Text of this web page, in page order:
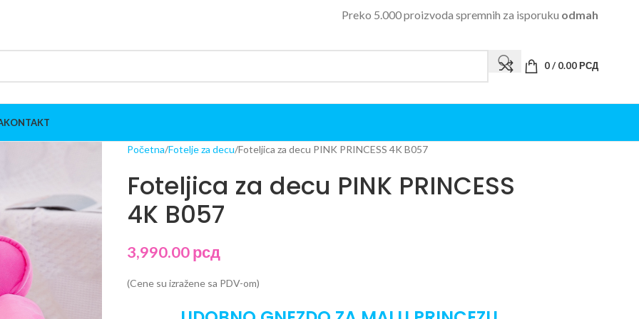
Preko 5.000 proizvoda spremnih za isporuku odmah
0/ 0.00РСД
KONTAKT
Početna Fotelje za decu Foteljica za decu PINK PRINCESS 4K B057
Foteljica za decu PINK PRINCESS
4K B057
3,990.00рсд
(Cene su izražene sa PDV-om)